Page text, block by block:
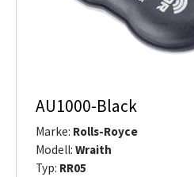
AU1000-Black
Marke: Rolls-Royce
Modell: Wraith
Typ: RR05